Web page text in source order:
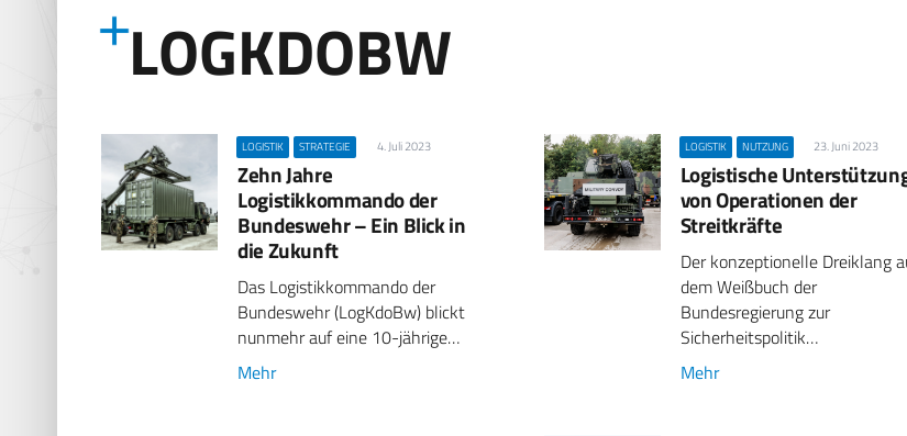
LOGKDOBW
LOGISTIK STRATEGIE 4. Juli 2023
Zehn Jahre
Logistikkommando der
Bundeswehr – Ein Blick in
die Zukunft
Das Logistikkommando der
Bundeswehr (LogKdoBw) blickt
nunmehr auf eine 10-jährige…
Mehr
LOGISTIK NUTZUNG 23. Juni 2023
Logistische
von Operationen der
Streitkräfte
Der konzeptionelle Dreiklang
dem Weißbuch der
Bundesregierung zur
Sicherheitspolitik…
Mehr